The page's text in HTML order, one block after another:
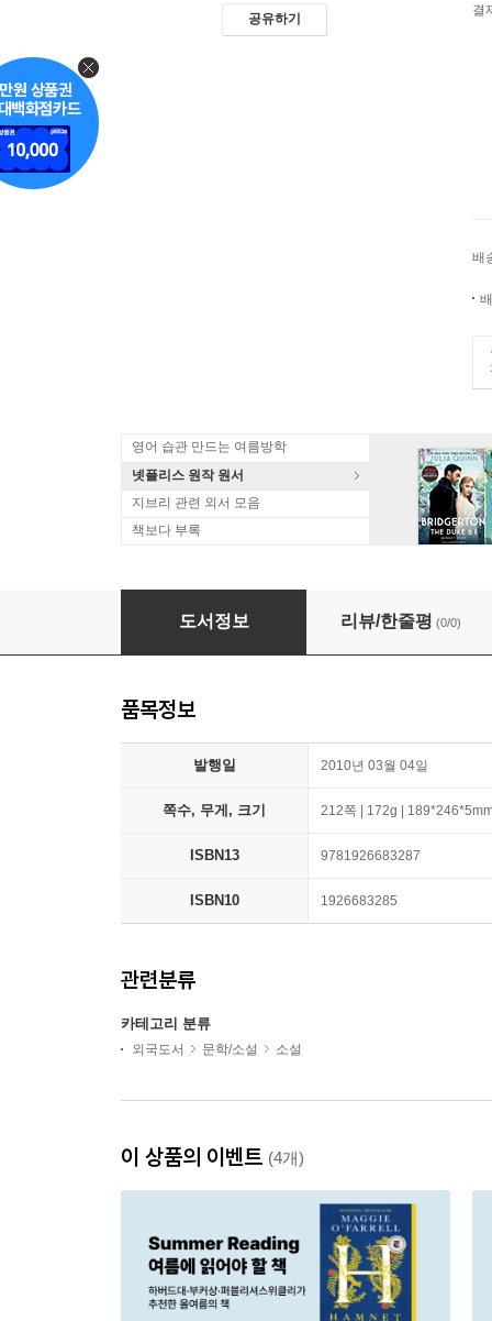
공유하기
결
배
영어 습관 만드는 여름방학
넷플리스 원작 원서
지브리 관련 외서 모음
책보다 부록
Irish Plays and Playwrights
도서정보 리뷰/한줄평 (0/0)
품목정보
발행일 2010년 03월 04일
쪽수, 무게, 크기 212쪽 | 172g |
ISBN13 9781926683287
ISBN10 1926683285
관련분류
카테고리 분류
외국도서 문학/소설 소설
이 상품의 이벤트 (4개)